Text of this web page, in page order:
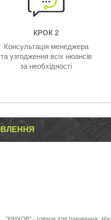
КРОК 2
Консультація менеджера
та узгодження всіх нюансів
за необхідності